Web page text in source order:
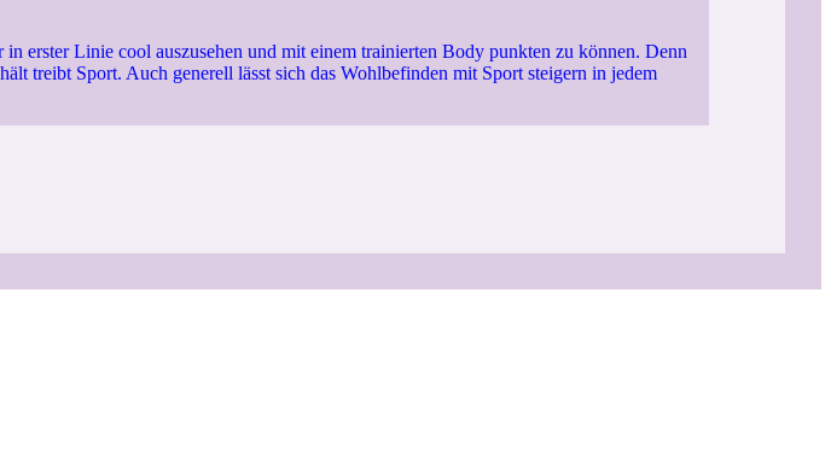
erster Linie cool auszusehen und mit einem trainierten Body punkten zu können. Denn
treibt Sport. Auch generell lässt sich das Wohlbefinden mit Sport steigern in jedem